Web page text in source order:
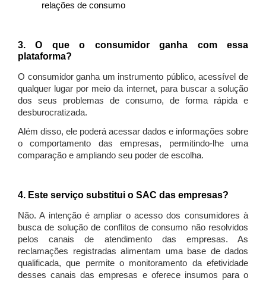
relações de consumo
3. O que o consumidor ganha com essa
plataforma?
O consumidor ganha um instrumento público, acessível de
qualquer lugar por meio da internet, para buscar a solução
dos seus problemas de consumo, de forma rápida e
desburocratizada.
Além disso, ele poderá acessar dados e informações sobre
o comportamento das empresas, permitindo-lhe uma
comparação e ampliando seu poder de escolha.
4. Este serviço substitui o SAC das empresas?
Não. A intenção é ampliar o acesso dos consumidores à
busca de solução de conflitos de consumo não resolvidos
pelos canais de atendimento das empresas. As
reclamações registradas alimentam uma base de dados
qualificada, que permite o monitoramento da efetividade
desses canais das empresas e oferece insumos para o